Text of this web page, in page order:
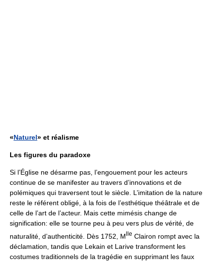
«Naturel» et réalisme
Les figures du paradoxe
Si l’Église ne désarme pas, l’engouement pour les acteurs
continue de se manifester au travers d’innovations et de
polémiques qui traversent tout le siècle. L’imitation de la nature
reste le référent obligé, à la fois de l’esthétique théâtrale et de
celle de l’art de l’acteur. Mais cette mimésis change de
signification: elle se tourne peu à peu vers plus de vérité, de
naturalité, d’authenticité. Dès 1752, Mlle Clairon rompt avec la
déclamation, tandis que Lekain et Larive transforment les
costumes traditionnels de la tragédie en supprimant les faux